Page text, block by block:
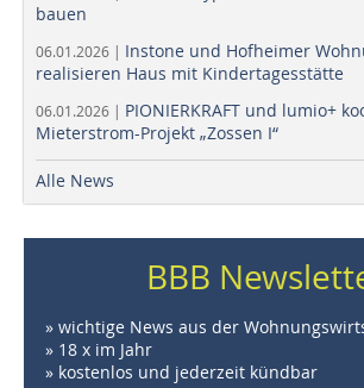
bauen
06.01.2026 | Instone und Hofheimer
realisieren Haus mit Kindertagesstätte
06.01.2026 | PIONIERKRAFT und lumio+
Mieterstrom-Projekt „Zossen I“
Alle News
BBB
» wichtige News aus der
» 18 x im Jahr
» kostenlos und jederzeit kündbar